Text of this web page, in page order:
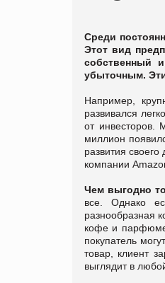
Среди
Этот вид
собственный
убыточным.
Например,
развивался
от инвесторов.
миллион
развития
компании
Чем выгодно
все. Однако
разнообразная
кофе и
покупатель
товар, клиент
выглядит в